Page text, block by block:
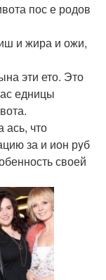
пос е родов
и жира и ожи,
эти ето. Это
едницы
что
за и ион рyб
своей